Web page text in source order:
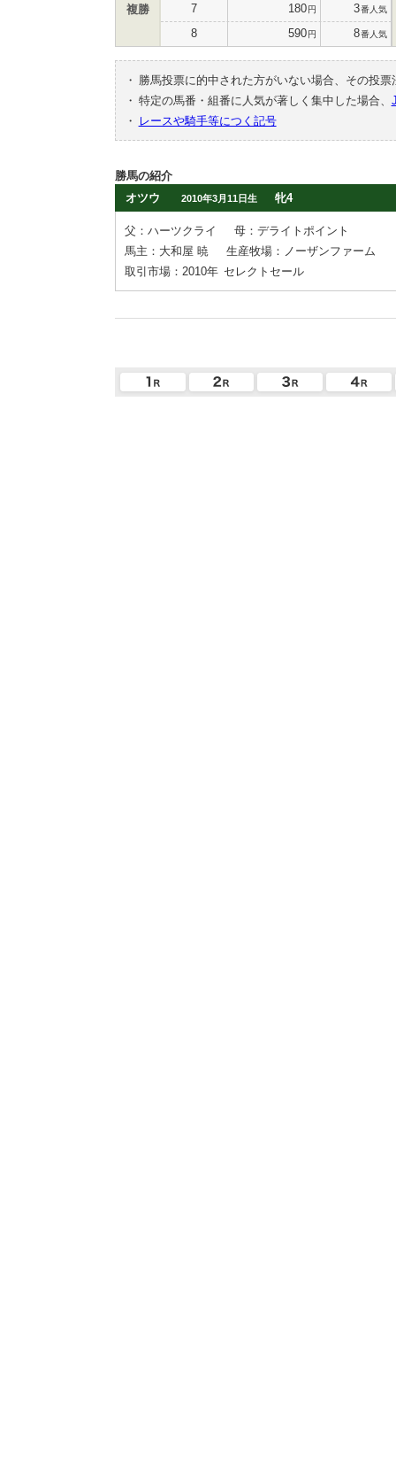
複勝 7 180円 3番人気
8 590円 8番人気
・
勝馬投票に的中された方がいない場合、その投
・ 特定の馬番・組番に人気が著しく集中した場合、
・
レースや騎手等につく記号
勝馬の紹介
オツウ
2010年3月11日生 牝4
父：ハーツクライ
母：デライトポイント
馬主：大和屋 暁
生産牧場：ノーザンファーム
取引市場：2010年 セレクトセール